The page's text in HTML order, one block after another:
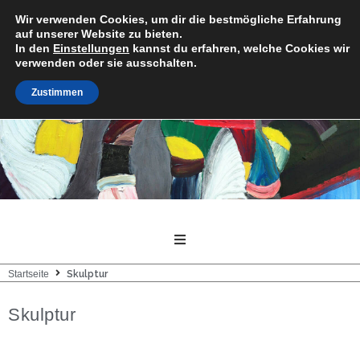
Paulo de Brito
Startseite Skulptur
Skulptur
Wir verwenden Cookies, um dir die bestmögliche Erfahrung
auf unserer Website zu bieten.
In den Einstellungen kannst du erfahren, welche Cookies wir
verwenden oder sie ausschalten.
Zustimmen